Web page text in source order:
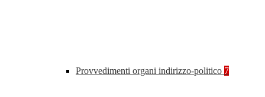
Provvedimenti organi indirizzo-politico 7